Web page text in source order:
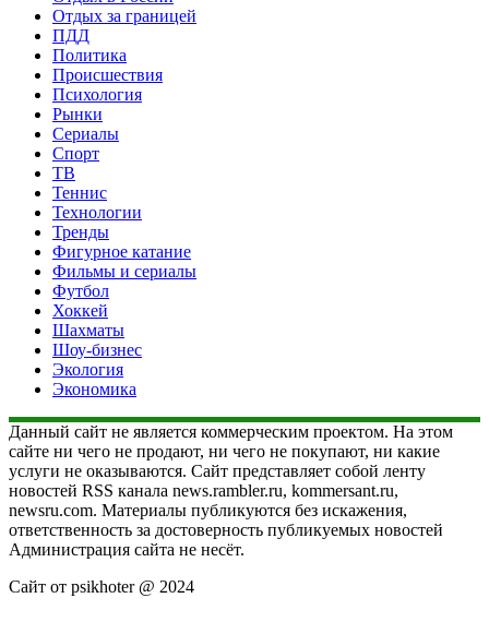
Отдых за границей
ПДД
Политика
Происшествия
Психология
Рынки
Сериалы
Спорт
ТВ
Теннис
Технологии
Тренды
Фигурное катание
Фильмы и сериалы
Футбол
Хоккей
Шахматы
Шоу-бизнес
Экология
Экономика
Данный сайт не является коммерческим проектом. На этом
сайте ни чего не продают, ни чего не покупают, ни какие
услуги не оказываются. Сайт представляет собой ленту
новостей RSS канала news.rambler.ru, kommersant.ru,
newsru.com. Материалы публикуются без искажения,
ответственность за достоверность публикуемых новостей
Администрация сайта не несёт.
Сайт от psikhoter @ 2024